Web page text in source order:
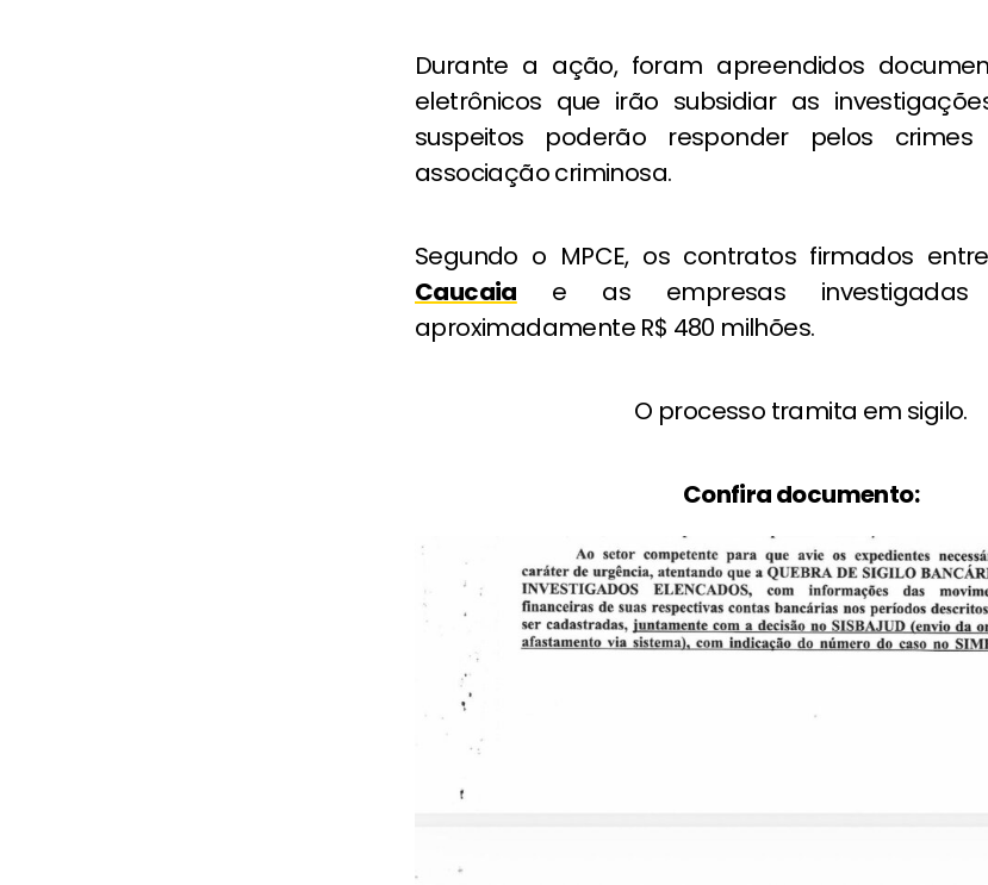
Durante a ação, foram apreendidos
eletrônicos que irão subsidiar as
suspeitos poderão responder pelos
associação criminosa.
Segundo o MPCE, os contratos firmados
Caucaia e as empresas investigadas
aproximadamente R$ 480 milhões.
O processo tramita em sigilo.
Confira documento: